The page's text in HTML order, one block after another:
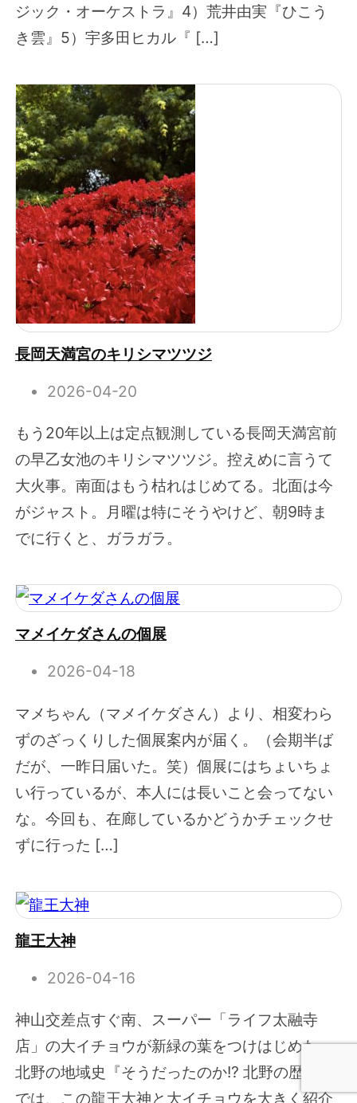
ジック・オーケストラ』4）荒井由実『ひこう
き雲』5）宇多田ヒカル『 […]
長岡天満宮のキリシマツツジ
2026-04-20
もう20年以上は定点観測している長岡天満宮前
の早乙女池のキリシマツツジ。控えめに言うて
大火事。南面はもう枯れはじめてる。北面は今
がジャスト。月曜は特にそうやけど、朝9時ま
でに行くと、ガラガラ。
マメイケダさんの個展
2026-04-18
マメちゃん（マメイケダさん）より、相変わら
ずのざっくりした個展案内が届く。（会期半ば
だが、一昨日届いた。笑）個展にはちょいちょ
い行っているが、本人には長いこと会ってない
な。今回も、在廊しているかどうかチェックせ
ずに行った […]
龍王大神
2026-04-16
神山交差点すぐ南、スーパー「ライフ太融寺
店」の大イチョウが新緑の葉をつけはじめた。
北野の地域史『そうだったのか!? 北野の歴史』
では、この龍王大神と大イチョウを大きく紹介